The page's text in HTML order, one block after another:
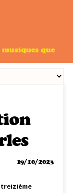
que
19/10/2023
treizième